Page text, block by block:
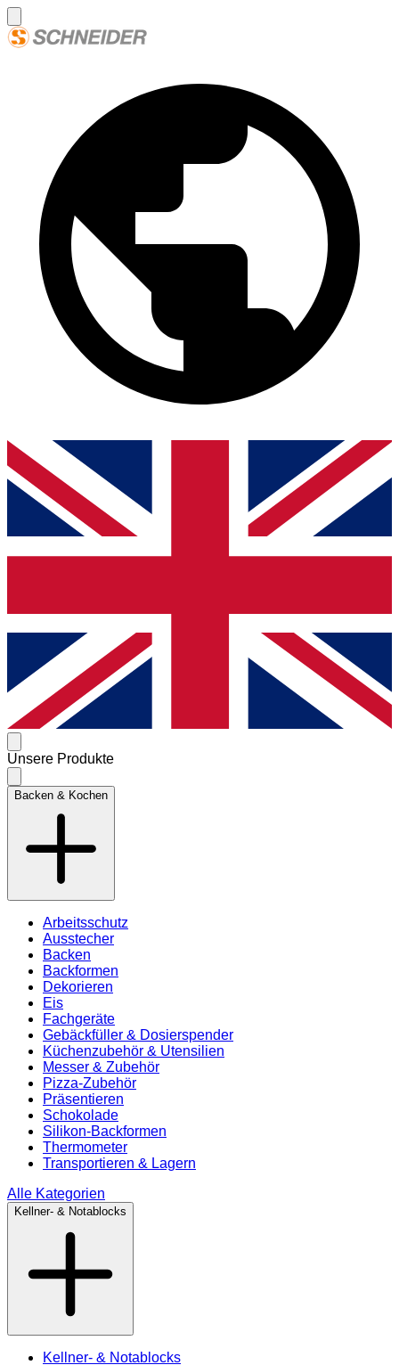
Unsere Produkte
Backen & Kochen
Arbeitsschutz
Ausstecher
Backen
Backformen
Dekorieren
Eis
Fachgeräte
Gebäckfüller & Dosierspender
Küchenzubehör & Utensilien
Messer & Zubehör
Pizza-Zubehör
Präsentieren
Schokolade
Silikon-Backformen
Thermometer
Transportieren & Lagern
Alle Kategorien
Kellner- & Notablocks
Kellner- & Notablocks